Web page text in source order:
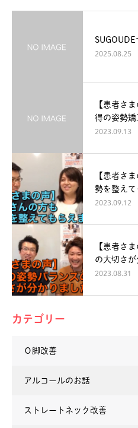
2025.08.25
【患者さ
得の姿勢矯
2023.09.13
【患者さ
勢を整えて
2023.09.12
【患者さ
の大切さが
2023.08.31
カテゴリー
Ｏ脚改善
アルコールのお話
ストレートネック改善